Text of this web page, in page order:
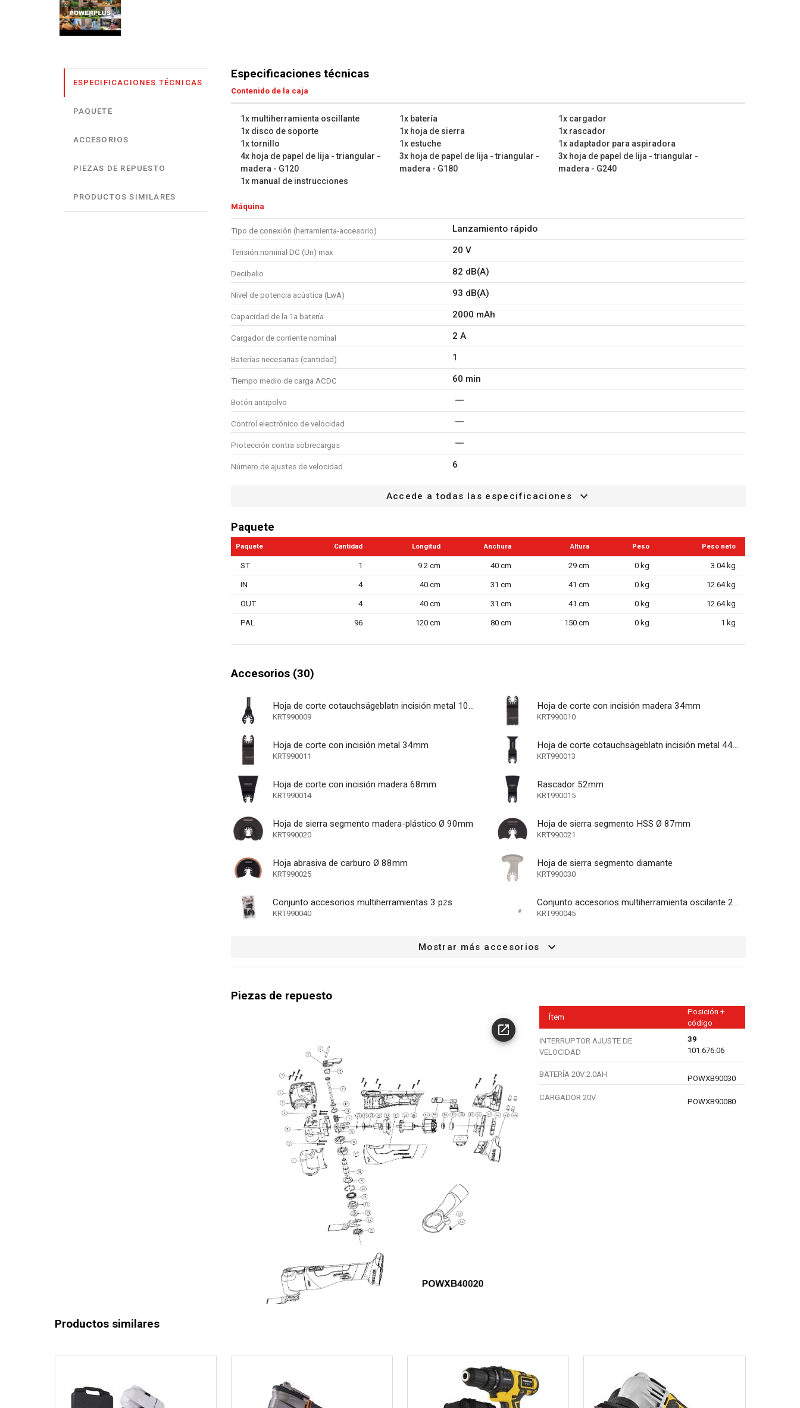
ESPECIFICACIONES TÉCNICAS
PAQUETE
ACCESORIOS
PIEZAS DE REPUESTO
PRODUCTOS SIMILARES
Especificaciones técnicas
Contenido de la caja
1x multiherramienta oscillante 1x batería
1x cargador
1x disco de soporte
1x hoja de sierra
1x rascador
1x tornillo
1x estuche
1x adaptador para aspiradora
4x hoja de papel de lija - triangular -
madera - G120
3x hoja de papel de lija - triangular -
madera - G180
3x hoja de papel de lija - triangular -
madera - G240
1x manual de instrucciones
Máquina
Tipo de conexión (herramienta-accesorio) Lanzamiento rápido
Tensión nominal DC (Un) max 20 V
Decibelio 82 dB(A)
Nivel de potencia acústica (LwA) 93 dB(A)
Capacidad de la 1a batería 2000 mAh
Cargador de corriente nominal 2 A
Baterías necesarias (cantidad) 1
Tiempo medio de carga ACDC 60 min
Botón antipolvo
Control electrónico de velocidad
Protección contra sobrecargas
Número de ajustes de velocidad 6
Tipo de almacenamiento
Agarre suave
Peso de la batería (kg)
Peso de la batería (g) 380 g
Caudal de aire de extracción de polvo
Cargador rápido
Motor de arranque suave
Velocidad regulable
Liberación rápida - desmontaje sin herramientas
Indicador de potencia
Movimientos mín. 39000 /min
Garantía general
Garantía de la batería
Accede a todas las especificaciones
Paquete
Paquete Cantidad Longitud Anchura Altura Peso Peso neto
ST 1 9.2 cm 40 cm 29 cm 0 kg 3.04 kg
IN 4 40 cm 31 cm 41 cm 0 kg 12.64 kg
OUT 4 40 cm 31 cm 41 cm 0 kg 12.64 kg
PAL 96 120 cm 80 cm 150 cm 0 kg 1 kg
Accesorios (30)
Hoja de corte cotauchsägeblatn incisión metal 10mm
KRT990009
Hoja de corte con incisión madera 34mm
KRT990010
Hoja de corte con incisión metal 34mm
KRT990011
Hoja de corte cotauchsägeblatn incisión metal 44mm
KRT990013
Hoja de corte con incisión madera 68mm
KRT990014
Rascador 52mm
KRT990015
Hoja de sierra segmento madera-plástico Ø 90mm
KRT990020
Hoja de sierra segmento HSS Ø 87mm
KRT990021
Hoja abrasiva de carburo Ø 88mm
KRT990025
Hoja de sierra segmento diamante
KRT990030
Conjunto accesorios multiherramientas 3 pzs
KRT990040
Conjunto accesorios multiherramienta oscilante 23 pzs
KRT990045
Mostrar más accesorios
Piezas de repuesto
Ítem
Posición +
código
INTERRUPTOR AJUSTE DE
VELOCIDAD
39
101.676.06
BATERÍA 20V 2.0AH POWXB90030
CARGADOR 20V POWXB90080
Productos similares